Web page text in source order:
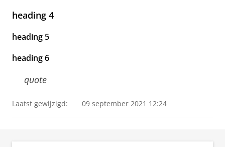
heading 4
heading 5
heading 6
quote
Laatst gewijzigd: 09 september 2021 12:24